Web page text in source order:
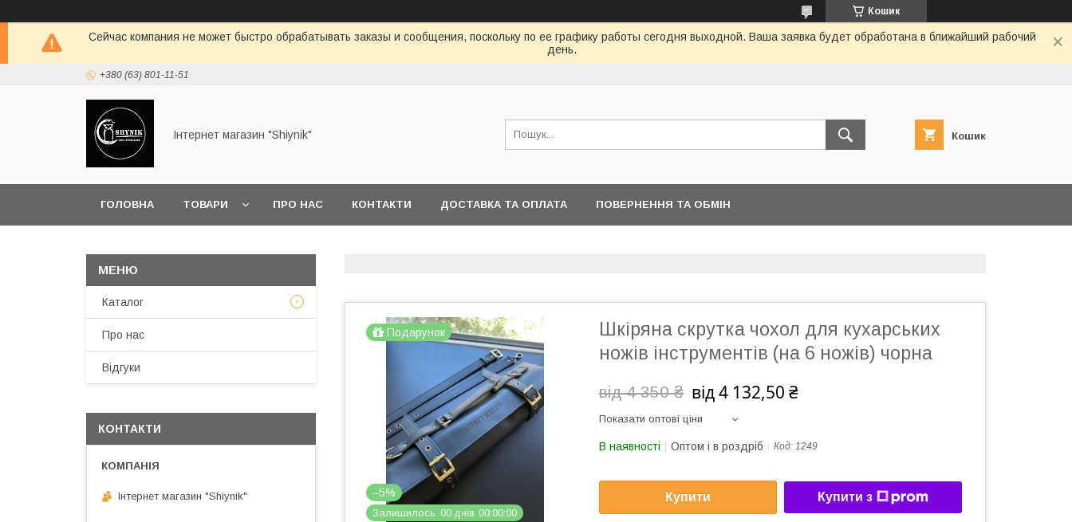
Кошик
Сейчас компания не может быстро обрабатывать заказы и сообщения, поскольку по ее графику работы сегодня выходной. Ваша заявка будет обработана в ближайший рабочий
день.
+380 (63) 801-11-51
Інтернет магазин "Shiynik" Кошик
ГОЛОВНА ТОВАРИ ПРО НАС КОНТАКТИ ДОСТАВКА ТА ОПЛАТА ПОВЕРНЕННЯ ТА ОБМІН
Подарунок
–5%
Залишилось 00 днів 00 00 00
Шкіряна скрутка чохол для кухарських
ножів інструментів (на 6 ножів) чорна
від 4 350 ₴ від 4 132,50 ₴
Показати оптові ціни
В наявності Оптом і в роздріб Код: 1249
Купити Купити з
Каталог
Про нас
Відгуки
КОНТАКТИ
Інтернет магазин "Shiynik"